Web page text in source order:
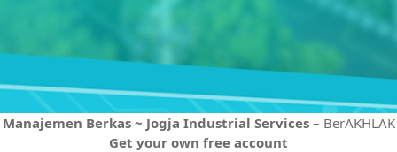
Manajemen Berkas ~ Jogja Industrial Services– BerAKHLAK
Get your own free account